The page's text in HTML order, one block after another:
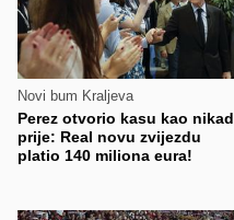
Novi bum Kraljeva
Perez otvorio kasu kao nikad
prije: Real novu zvijezdu
platio 140 miliona eura!